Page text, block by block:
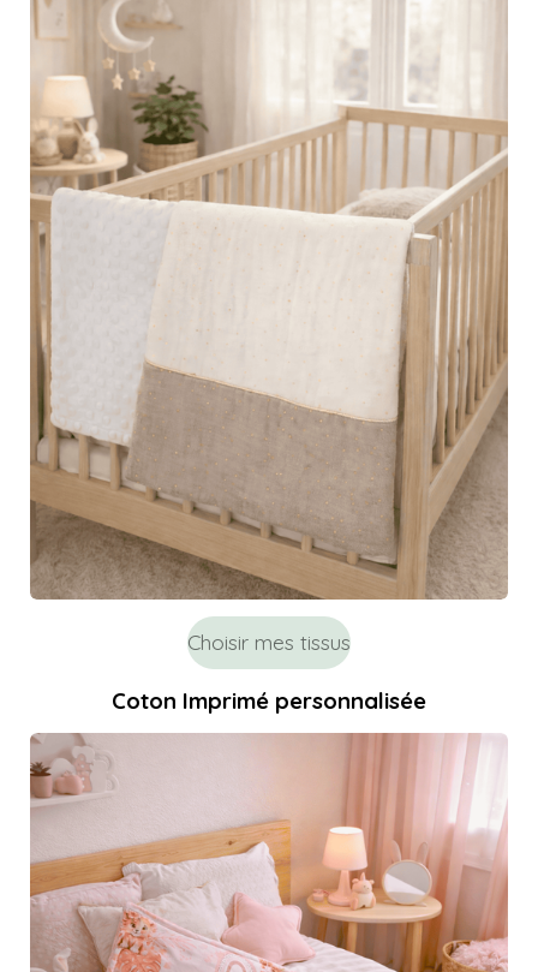
Choisir mes tissus
Coton Imprimé personnalisée